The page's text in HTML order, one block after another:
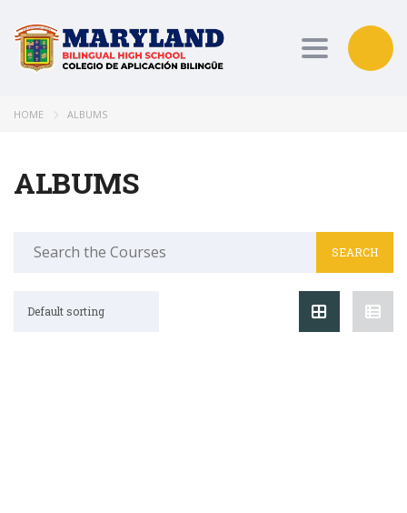
Toggle
HOME ALBUMS
ALBUMS
for:
Default sorting